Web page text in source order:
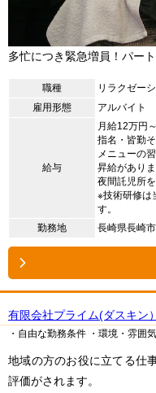
多忙につき緊急増員！パー
職種
リラクゼー
雇用形態
アルバイト
給与
月給12万円
指名・皆勤
メニューの
昇給がありま
夜間託児所
※技術研修は
す。
勤務地
長崎県長崎
有限会社プライム(ダスキン）
・自由な勤務条件 ・環境・雰囲気
地域の方のお役に立てる仕
評価がされます。